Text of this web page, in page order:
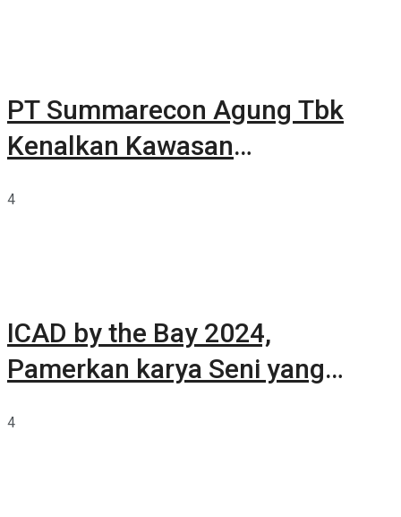
PT Summarecon Agung Tbk
Kenalkan Kawasan
4
ICAD by the Bay 2024,
Pamerkan karya Seni yang
4